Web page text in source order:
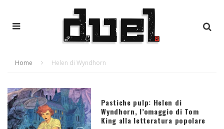
Home Helen di Wyndhorn
Pastiche pulp: Helen di
Wyndhorn, l’omaggio di Tom
King alla letteratura popolare